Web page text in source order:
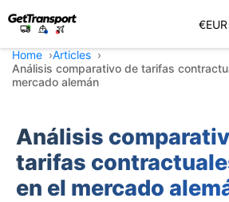
€EUR
Home
Articles
Análisis comparativo de tarifas
mercado alemán
Análisis
tarifas
en el mercado